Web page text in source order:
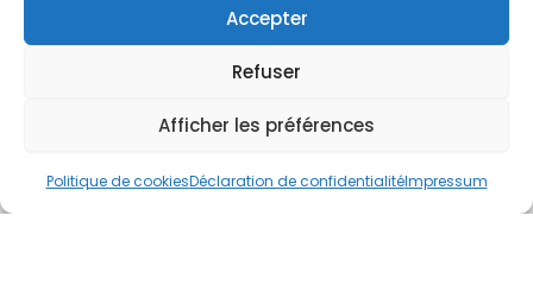
Accepter
Refuser
Afficher les préférences
Politique de cookiesDéclaration de confidentialitéImpressum
cboukris@habitat-social.com